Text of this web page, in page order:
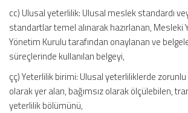
cc) Ulusal yeterlilik: Ulusal meslek standardı
standartlar temel alınarak hazırlanan, Mesleki
Yönetim Kurulu tarafından onaylanan ve
süreçlerinde kullanılan belgeyi,
çç) Yeterlilik birimi: Ulusal yeterliliklerde
olarak yer alan, bağımsız olarak ölçülebilen,
yeterlilik bölümünü,